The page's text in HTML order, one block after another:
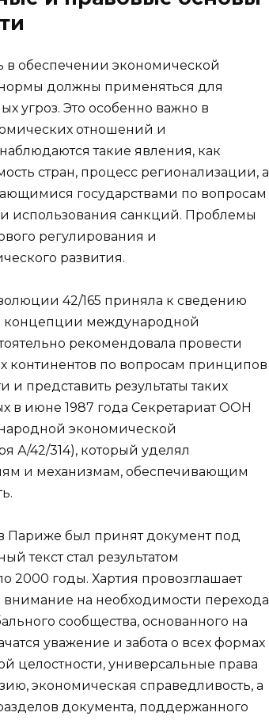
обеспечении экономической
должны применяться для
угроз. Это особенно важно в
отношений и
такие явления, как
стран, процесс регионализации, а
государствами по вопросам
использования санкций. Проблемы
регулирования и
развития.
42/165 приняла к сведению
концепции международной
рекомендовала провести
континентов по вопросам принципов
представить результаты таких
в июне 1987 года Секретариат ООН
экономической
А/42/314), который уделял
и механизмам, обеспечивающим
Париже был принят документ под
текст стал результатом
2000 годы. Хартия провозглашает
на необходимости перехода
сообщества, основанного на
уважение и забота о всех формах
целостности, универсальные права
экономическая справедливость, а
документа, поддержанного